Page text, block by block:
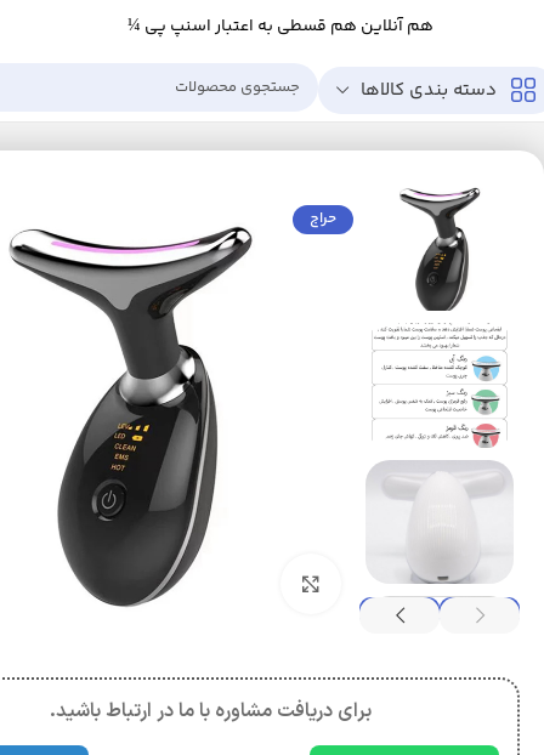
هم آنلاین هم قسطی به اعتبار اسنپ پی ¼
دسته بندی کالاها
حراج
بزرگنمایی تصویر
برای دریافت مشاوره با ما در ارتباط باشید.